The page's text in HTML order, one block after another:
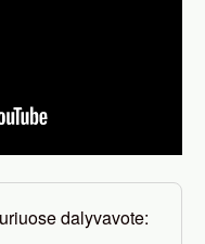
dalyvavote: